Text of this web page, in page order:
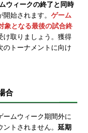
ウィークの終了と同時
開始されます。ゲーム
象となる最後の試合終
け取りましょう。獲得
のトーナメントに向け
合
ームウィーク期間外に
ントされません。延期